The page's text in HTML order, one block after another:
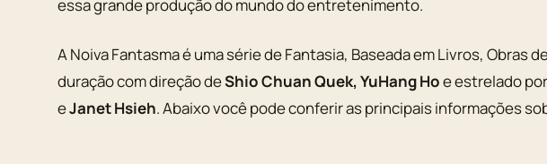
essa grande produção do mundo do entretenimento.
A Noiva Fantasma é uma série de Fantasia, Baseada em Livros, Obras
duração com direção deShio Chuan Quek, YuHang Hoe estrelado por
eJanet Hsieh. Abaixo você pode conferir as principais informações